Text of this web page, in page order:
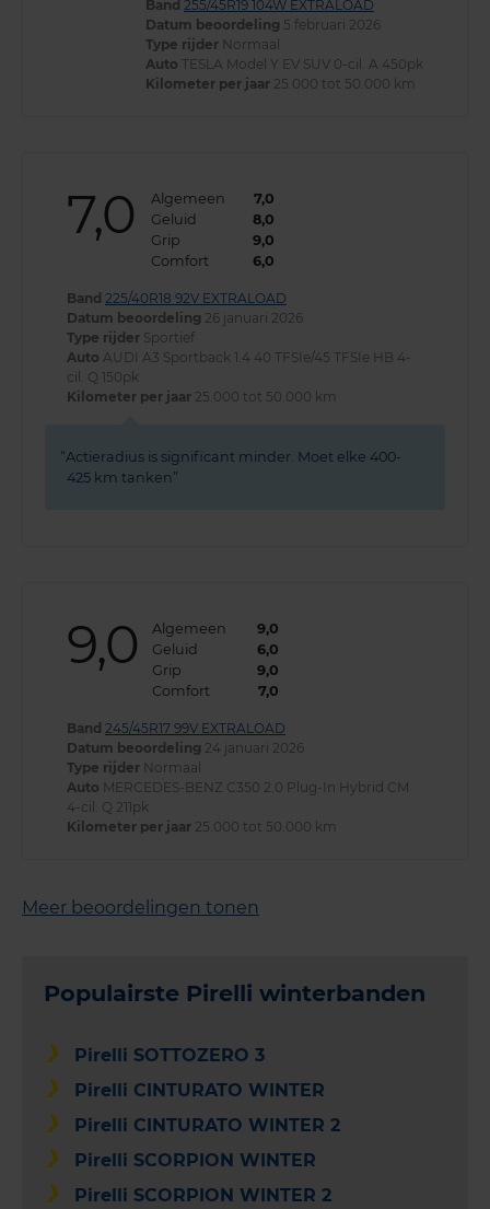
Band 255/45R19 104W EXTRALOAD
Datum beoordeling 5 februari 2026
Type rijder Normaal
Auto TESLA Model Y EV SUV 0-cil. A 450pk
Kilometer per jaar 25.000 tot 50.000 km
7,0 Algemeen
7,0
Geluid
8,0
Grip
9,0
Comfort
6,0
Band 225/40R18 92V EXTRALOAD
Datum beoordeling 26 januari 2026
Type rijder Sportief
Auto AUDI A3 Sportback 1.4 40 TFSIe/45 TFSIe HB 4-
cil. Q 150pk
Kilometer per jaar 25.000 tot 50.000 km
Actieradius is significant minder. Moet elke 400-
425 km tanken
9,0 Algemeen
9,0
Geluid
6,0
Grip
9,0
Comfort
7,0
Band 245/45R17 99V EXTRALOAD
Datum beoordeling 24 januari 2026
Type rijder Normaal
Auto MERCEDES-BENZ C350 2.0 Plug-In Hybrid CM
4-cil. Q 211pk
Kilometer per jaar 25.000 tot 50.000 km
Meer beoordelingen tonen
Populairste Pirelli winterbanden
Pirelli SOTTOZERO 3
Pirelli CINTURATO WINTER
Pirelli CINTURATO WINTER 2
Pirelli SCORPION WINTER
Pirelli SCORPION WINTER 2